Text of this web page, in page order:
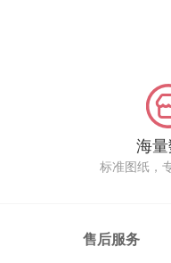
海
标准图纸，
售后服务